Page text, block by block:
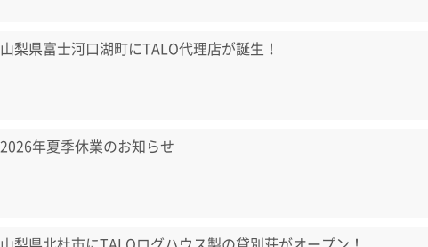
山梨県富士河口湖町にTALO代理店が誕生！
2026年夏季休業のお知らせ